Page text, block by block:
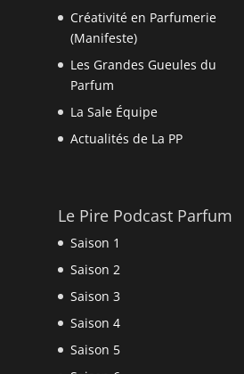
Créativité en Parfumerie
(Manifeste)
Les Grandes Gueules du
Parfum
La Sale Équipe
Actualités de La PP
Le Pire Podcast Parfum
Saison 1
Saison 2
Saison 3
Saison 4
Saison 5